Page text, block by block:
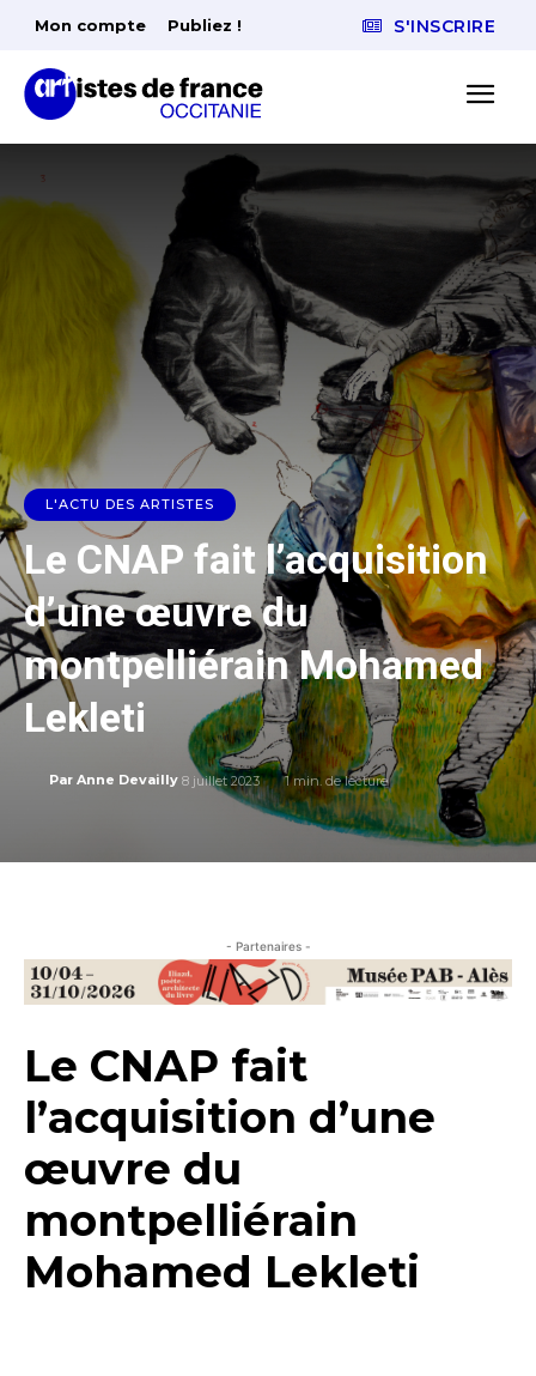
Mon compte Publiez ! S'INSCRIRE
L'ACTU DES ARTISTES
Le CNAP fait l’acquisition
d’une œuvre du
montpelliérain Mohamed
Lekleti
Par Anne Devailly 8 juillet 2023 1min. de lecture
- Partenaires -
Le CNAP fait
l’acquisition d’une
œuvre du
montpelliérain
Mohamed Lekleti